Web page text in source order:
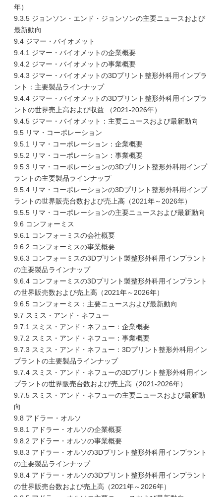
年）
9.3.5 ジョンソン・エンド・ジョンソンの主要ニュースおよび
最新動向
9.4 ジマー・バイオメット
9.4.1 ジマー・バイオメットの企業概要
9.4.2 ジマー・バイオメットの事業概要
9.4.3 ジマー・バイオメットの3Dプリント整形外科用インプラ
ント：主要製品ラインナップ
9.4.4 ジマー・バイオメットの3Dプリント整形外科用インプラ
ントの世界売上高および収益 （2021-2026年）
9.4.5 ジマー・バイオメット：主要ニュースおよび最新動向
9.5 リマ・コーポレーション
9.5.1 リマ・コーポレーション：企業概要
9.5.2 リマ・コーポレーション：事業概要
9.5.3 リマ・コーポレーションの3Dプリント整形外科用インプ
ラントの主要製品ラインナップ
9.5.4 リマ・コーポレーションの3Dプリント整形外科用インプ
ラントの世界販売台数および売上高（2021年～2026年）
9.5.5 リマ・コーポレーションの主要ニュースおよび最新動向
9.6 コンフォーミス
9.6.1 コンフォーミスの会社概要
9.6.2 コンフォーミスの事業概要
9.6.3 コンフォーミスの3Dプリント製整形外科用インプラント
の主要製品ラインナップ
9.6.4 コンフォーミスの3Dプリント製整形外科用インプラント
の世界販売数および売上高（2021年～2026年）
9.6.5 コンフォーミス：主要ニュースおよび最新動向
9.7 スミス・アンド・ネフュー
9.7.1 スミス・アンド・ネフュー：企業概要
9.7.2 スミス・アンド・ネフュー：事業概要
9.7.3 スミス・アンド・ネフュー：3Dプリント整形外科用イン
プラントの主要製品ラインナップ
9.7.4 スミス・アンド・ネフューの3Dプリント整形外科用イン
プラントの世界販売台数および売上高（2021-2026年）
9.7.5 スミス・アンド・ネフューの主要ニュースおよび最新動
向
9.8 アドラー・オルソ
9.8.1 アドラー・オルソの企業概要
9.8.2 アドラー・オルソの事業概要
9.8.3 アドラー・オルソの3Dプリント整形外科用インプラント
の主要製品ラインナップ
9.8.4 アドラー・オルソの3Dプリント整形外科用インプラント
の世界販売台数および売上高（2021年～2026年）